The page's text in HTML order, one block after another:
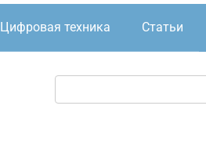
Цифровая техника Статьи